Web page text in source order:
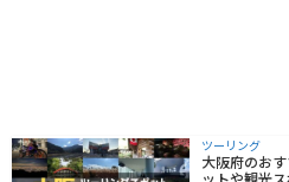
ツーリング
大阪府のお